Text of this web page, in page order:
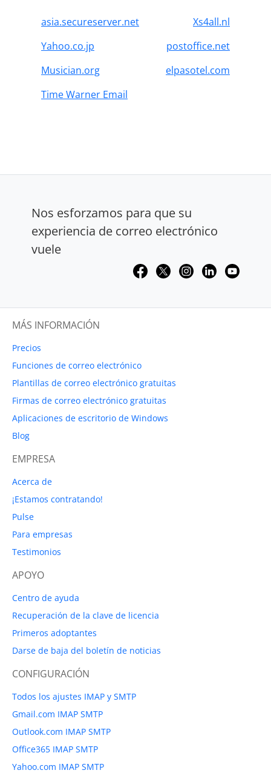
asia.secureserver.net
Xs4all.nl
Yahoo.co.jp
postoffice.net
Musician.org
elpasotel.com
Time Warner Email
Nos esforzamos para que su
experiencia de correo electrónico
vuele
MÁS INFORMACIÓN
Precios
Funciones de correo electrónico
Plantillas de correo electrónico gratuitas
Firmas de correo electrónico gratuitas
Aplicaciones de escritorio de Windows
Blog
EMPRESA
Acerca de
¡Estamos contratando!
Pulse
Para empresas
Testimonios
APOYO
Centro de ayuda
Recuperación de la clave de licencia
Primeros adoptantes
Darse de baja del boletín de noticias
CONFIGURACIÓN
Todos los ajustes IMAP y SMTP
Gmail.com IMAP SMTP
Outlook.com IMAP SMTP
Office365 IMAP SMTP
Yahoo.com IMAP SMTP